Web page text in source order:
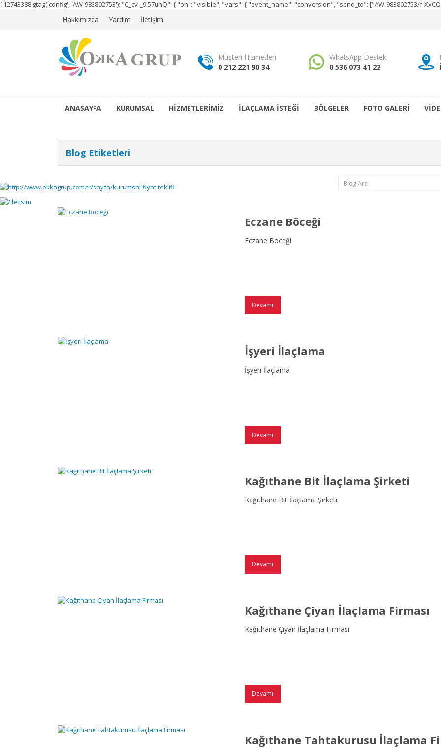
112743388 gtag('config', 'AW-983802753'); "C_cv-_9l57unQ": { "on": "visible", "vars": { "event_name": "conversion", "send_to": ["AW-983802753/f-
Hakkımızda Yardım İletişim
Müşteri Hizmetleri
0 212 221 90 34
WhatsApp Destek
0 536 073 41 22
ANASAYFA KURUMSAL HİZMETLERİMİZ İLAÇLAMA İSTEĞİ BÖLGELER FOTO GALERİ
Blog Etiketleri
Eczane Böceği
Eczane Böceği
Devamı
İşyeri İlaçlama
İşyeri İlaçlama
Devamı
Kağıthane Bit İlaçlama Şirketi
Kağıthane Bit İlaçlama Şirketi
Devamı
Kağıthane Çiyan İlaçlama Firması
Kağıthane Çiyan İlaçlama Firması
Devamı
Kağıthane Tahtakurusu İlaçlama